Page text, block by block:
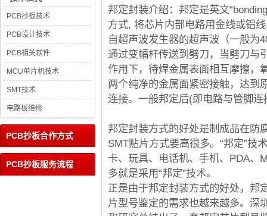
PCB抄板技术
PCB设计技术
PCB相关软件
MCU单片机技术
SMT技术
电路板维修
PCB抄板合作方式
PCB抄板服务流程
邦定封装介绍：邦定是英文
方式, 将芯片内部电路用金线或铝
自超声波发生器的超声波（一般为
通过变幅杆传送到劈刀，当劈刀与
作用下，待焊金属表面相互摩擦，
两个纯净的金属面紧密接触，达到
连接。一般邦定后(即电路与管脚
邦定封装方式的好处是制成品在防
SMT贴片方式要高很多。“邦定”技
卡、玩具、电话机、手机、PDA、
多就是采用“邦定”技术。
正是由于邦定封装方式的好处，邦
片型号鉴定的需求也越来越多。深